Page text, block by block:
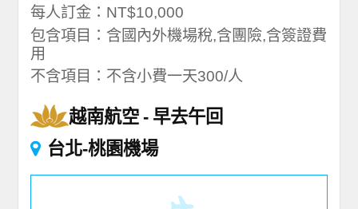
每人訂金：NT$10,000
包含項目：含國內外機場稅,含團險,含簽證費
用
不含項目：不含小費一天300/人
越南航空
早去午回
台北-桃園機場